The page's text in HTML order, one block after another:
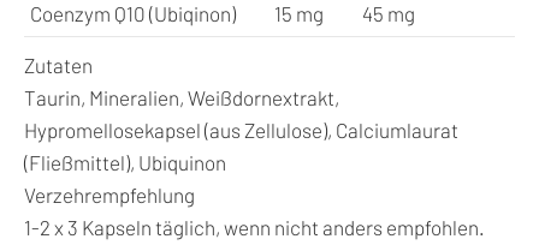
Coenzym Q10 (Ubiqinon) 15 mg 45 mg
Zutaten
Taurin, Mineralien, Weißdornextrakt,
Hypromellosekapsel (aus Zellulose), Calciumlaurat
(Fließmittel), Ubiquinon
Verzehrempfehlung
1-2 x 3 Kapseln täglich, wenn nicht anders empfohlen.